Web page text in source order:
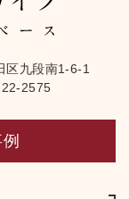
区九段南1-6-1
2575